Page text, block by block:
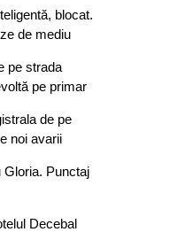
blocat.
de mediu
pe strada
pe primar
de pe
noi avarii
Gloria. Punctaj
Decebal